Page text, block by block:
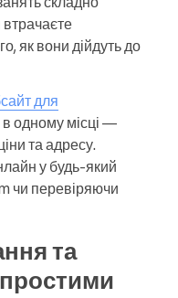
як вони дійдуть до
для
в одному місці —
та адресу.
у будь-який
чи перевіряючи
та